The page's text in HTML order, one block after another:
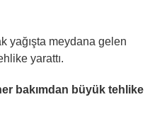
yağışta meydana gelen
yarattı.
bakımdan büyük tehlike